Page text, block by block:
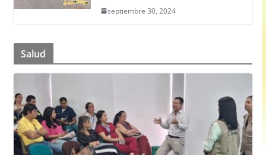
septiembre 30, 2024
Salud